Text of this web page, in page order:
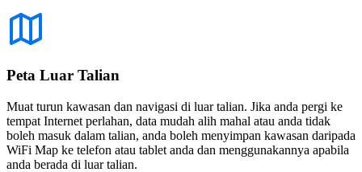
Peta Luar Talian
Muat turun kawasan dan navigasi di luar talian. Jika anda pergi ke
tempat Internet perlahan, data mudah alih mahal atau anda tidak
boleh masuk dalam talian, anda boleh menyimpan kawasan daripada
WiFi Map ke telefon atau tablet anda dan menggunakannya apabila
anda berada di luar talian.